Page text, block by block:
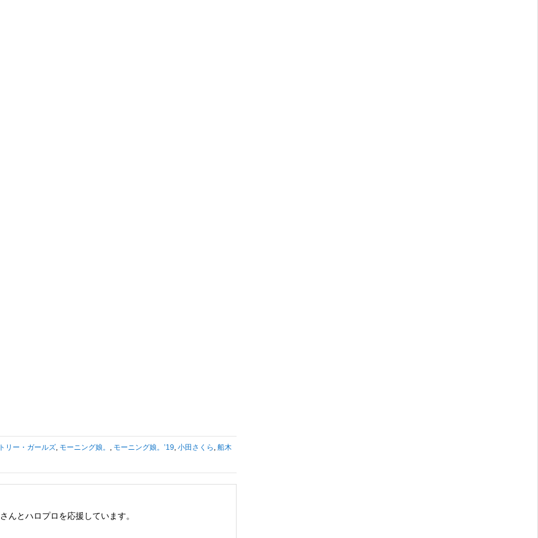
リー・ガールズ, モーニング娘。 , モーニング娘。’19, 小田さくら , 船木
んとハロプロを応援しています。